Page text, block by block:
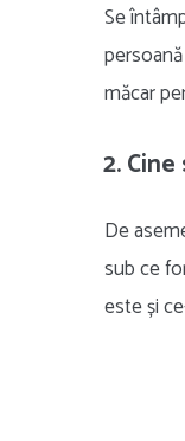
Se
măcar
2.
De
sub ce
este și